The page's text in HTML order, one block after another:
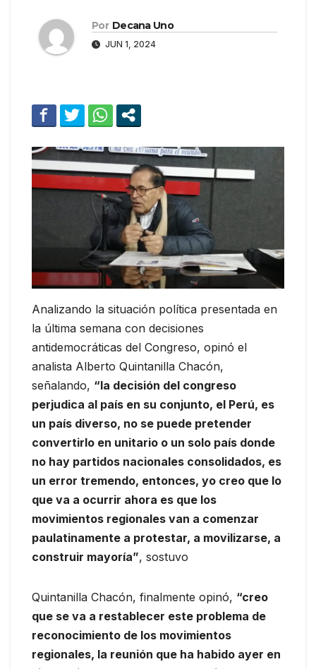
Por Decana Uno
JUN 1, 2024
Analizando la situación política presentada en
la última semana con decisiones
antidemocráticas del Congreso, opinó el
analista Alberto Quintanilla Chacón,
señalando, “la decisión del congreso
perjudica al país en su conjunto, el Perú, es
un país diverso, no se puede pretender
convertirlo en unitario o un solo país donde
no hay partidos nacionales consolidados, es
un error tremendo, entonces, yo creo que lo
que va a ocurrir ahora es que los
movimientos regionales van a comenzar
paulatinamente a protestar, a movilizarse, a
construir mayoría”, sostuvo
Quintanilla Chacón, finalmente opinó, “creo
que se va a restablecer este problema de
reconocimiento de los movimientos
regionales, la reunión que ha habido ayer en